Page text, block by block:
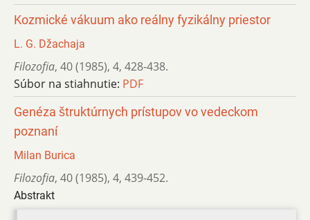
Kozmické vákuum ako reálny fyzikálny priestor
L. G. Džachaja
Filozofia, 40 (1985), 4, 428-438.
Súbor na stiahnutie: PDF
Genéza štruktúrnych prístupov vo vedeckom
poznaní
Milan Burica
Filozofia, 40 (1985), 4, 439-452.
Abstrakt